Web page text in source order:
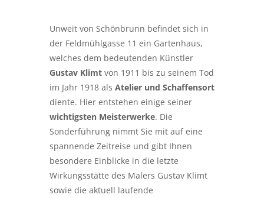
Unweit von Schönbrunn befindet sich in
der Feldmühlgasse 11 ein Gartenhaus,
welches dem bedeutenden Künstler
Gustav Klimt von 1911 bis zu seinem Tod
im Jahr 1918 als Atelier und Schaffensort
diente. Hier entstehen einige seiner
wichtigsten Meisterwerke. Die
Sonderführung nimmt Sie mit auf eine
spannende Zeitreise und gibt Ihnen
besondere Einblicke in die letzte
Wirkungsstätte des Malers Gustav Klimt
sowie die aktuell laufende